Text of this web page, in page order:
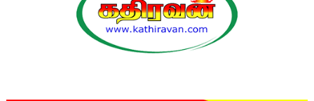
ரவுடி பேபிக்கு நடந்த தரமான சம்பவம்.. ஆபாச வீடியோக்களால்
குண்டை தூக்கிப்போட்ட ஆய்வு…. இந்தியாவின் “கோவிஷீல்டு”